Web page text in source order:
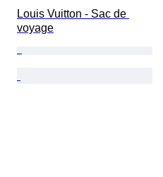
Louis Vuitton - Sac de
voyage